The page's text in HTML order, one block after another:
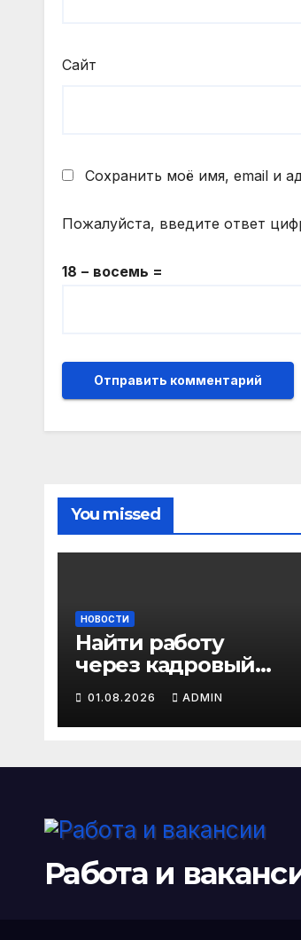
Сайт
Сохранить моё имя, email и
Пожалуйста, введите ответ
18 − восемь =
You missed
НОВОСТИ
Найти работу
через кадровый
центр теперь
можно в два раза
быстрее
01.08.2026 ADMIN
Работа и